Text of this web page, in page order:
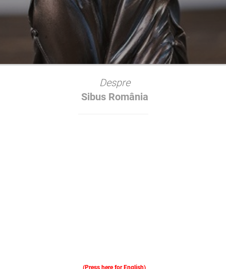
Despre
Sibus România
(Press here for English)